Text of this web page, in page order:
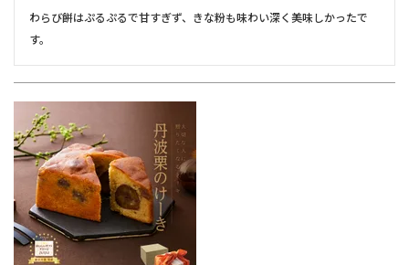
わらび餅はぷるぷるで甘すぎず、きな粉も味わい深く美味しかったで
す。